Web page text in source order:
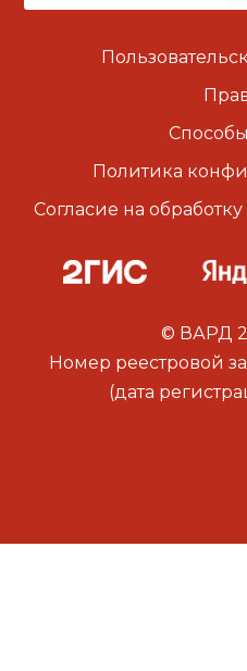
Политика
Согласие на
© ВАРД
Номер реестровой
(дата